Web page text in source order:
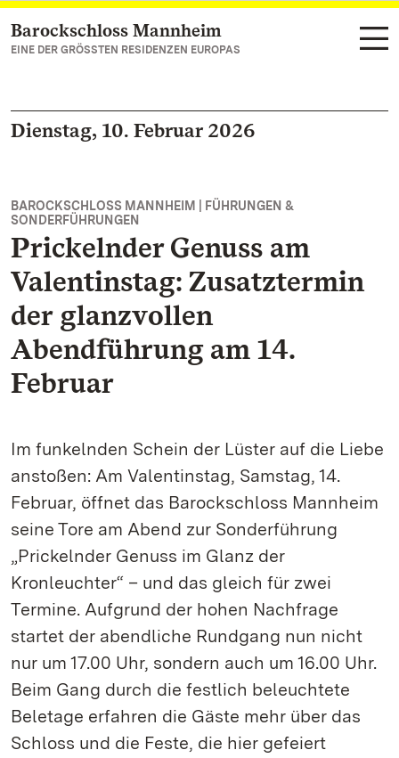
Zum Hauptinhalt springen
Barockschloss Mannheim
EINE DER GRÖSSTEN RESIDENZEN EUROPAS
Dienstag, 10. Februar 2026
BAROCKSCHLOSS MANNHEIM | FÜHRUNGEN &
SONDERFÜHRUNGEN
Prickelnder Genuss am
Valentinstag: Zusatztermin
der glanzvollen
Abendführung am 14.
Februar
Im funkelnden Schein der Lüster auf die Liebe
anstoßen: Am Valentinstag, Samstag, 14.
Februar, öffnet das Barockschloss Mannheim
seine Tore am Abend zur Sonderführung
„Prickelnder Genuss im Glanz der
Kronleuchter“ – und das gleich für zwei
Termine. Aufgrund der hohen Nachfrage
startet der abendliche Rundgang nun nicht
nur um 17.00 Uhr, sondern auch um 16.00 Uhr.
Beim Gang durch die festlich beleuchtete
Beletage erfahren die Gäste mehr über das
Schloss und die Feste, die hier gefeiert